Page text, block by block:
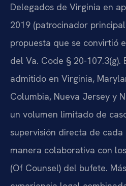
Delegados de Virginia en
2019 (patrocinador
propuesta que se convirtió
del Va. Code § 20-107.3(g).
admitido en Virginia,
Columbia, Nueva Jersey y
un volumen limitado de
supervisión directa de
manera colaborativa con
(Of Counsel) del bufete.